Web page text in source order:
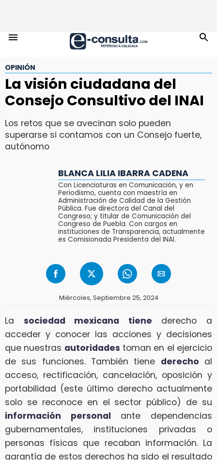
OPINIÓN
La visión ciudadana del
Consejo Consultivo del INAI
Los retos que se avecinan solo pueden
superarse si contamos con un Consejo fuerte,
autónomo
BLANCA LILIA IBARRA CADENA
Con Licenciaturas en Comunicación, y en
Periodismo, cuenta con maestría en
Administración de Calidad de la Gestión
Pública. Fue directora del Canal del
Congreso; y titular de Comunicación del
Congreso de Puebla. Con cargos en
instituciones de Transparencia, actualmente
es Comisionada Presidenta del INAI.
Miércoles, Septiembre 25, 2024
La sociedad mexicana tiene derecho a
acceder y conocer las acciones y decisiones
que nuestras autoridades toman en el ejercicio
de sus funciones. También tiene derecho al
acceso, rectificación, cancelación, oposición y
portabilidad (este último derecho actualmente
solo se reconoce en el sector público) de su
información personal ante dependencias
gubernamentales, instituciones privadas o
personas físicas que recaban información. La
garantía de estos derechos ha sido el resultado